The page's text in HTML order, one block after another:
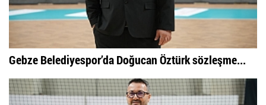
Gebze Belediyespor’da Doğucan Öztürk sözleşme...